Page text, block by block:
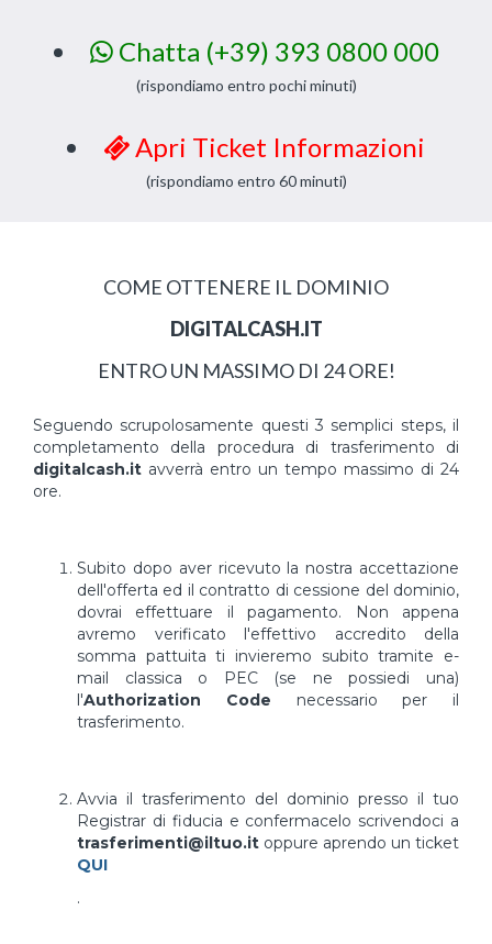
Chatta (+39) 393 0800 000
(rispondiamo entro pochi minuti)
Apri Ticket Informazioni
(rispondiamo entro 60 minuti)
COME OTTENERE IL DOMINIO
DIGITALCASH.IT
ENTRO UN MASSIMO DI 24 ORE!
Seguendo scrupolosamente questi 3 semplici steps, il
completamento della procedura di trasferimento di
digitalcash.it avverrà entro un tempo massimo di 24
ore.
Subito dopo aver ricevuto la nostra accettazione
dell'offerta ed il contratto di cessione del dominio,
dovrai effettuare il pagamento. Non appena
avremo verificato l'effettivo accredito della
somma pattuita ti invieremo subito tramite e-
mail classica o PEC (se ne possiedi una)
l'Authorization Code necessario per il
trasferimento.
Avvia il trasferimento del dominio presso il tuo
Registrar di fiducia e confermacelo scrivendoci a
trasferimenti@iltuo.it oppure aprendo un ticket
QUI
.